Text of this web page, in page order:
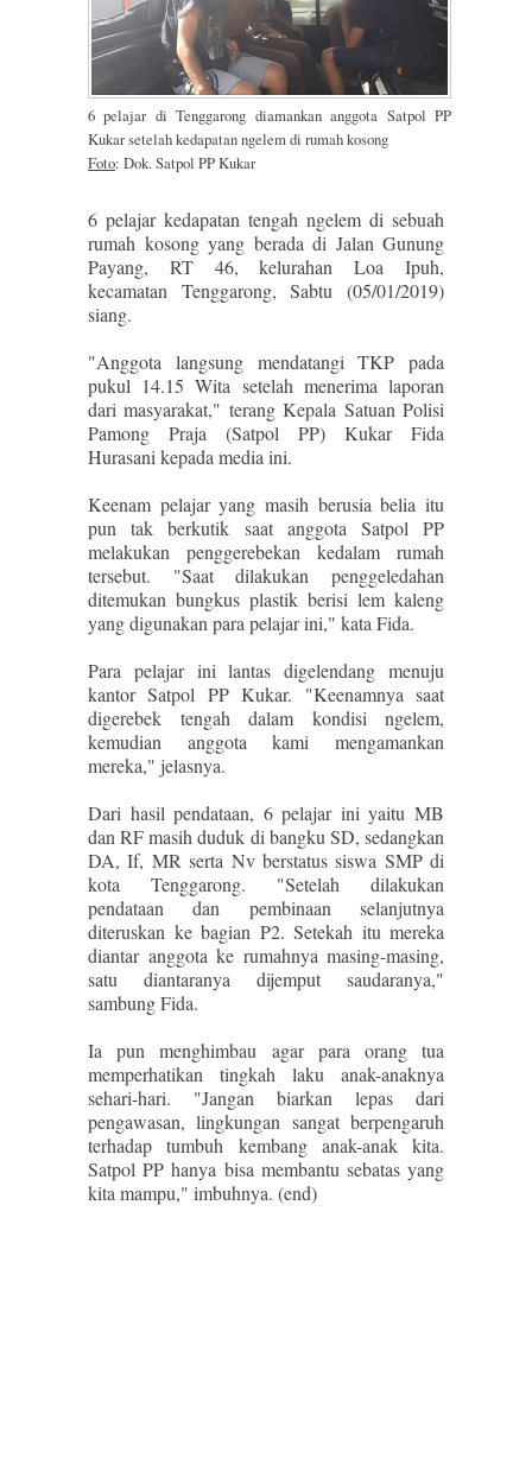
6 pelajar di Tenggarong diamankan anggota Satpol PP
Kukar setelah kedapatan ngelem di rumah kosong
Foto: Dok. Satpol PP Kukar
6 pelajar kedapatan tengah ngelem di sebuah
rumah kosong yang berada di Jalan Gunung
Payang, RT 46, kelurahan Loa Ipuh,
kecamatan Tenggarong, Sabtu (05/01/2019)
siang.
"Anggota langsung mendatangi TKP pada
pukul 14.15 Wita setelah menerima laporan
dari masyarakat," terang Kepala Satuan Polisi
Pamong Praja (Satpol PP) Kukar Fida
Hurasani kepada media ini.
Keenam pelajar yang masih berusia belia itu
pun tak berkutik saat anggota Satpol PP
melakukan penggerebekan kedalam rumah
tersebut. "Saat dilakukan penggeledahan
ditemukan bungkus plastik berisi lem kaleng
yang digunakan para pelajar ini," kata Fida.
Para pelajar ini lantas digelendang menuju
kantor Satpol PP Kukar. "Keenamnya saat
digerebek tengah dalam kondisi ngelem,
kemudian anggota kami mengamankan
mereka," jelasnya.
Dari hasil pendataan, 6 pelajar ini yaitu MB
dan RF masih duduk di bangku SD, sedangkan
DA, If, MR serta Nv berstatus siswa SMP di
kota Tenggarong. "Setelah dilakukan
pendataan dan pembinaan selanjutnya
diteruskan ke bagian P2. Setekah itu mereka
diantar anggota ke rumahnya masing-masing,
satu diantaranya dijemput saudaranya,"
sambung Fida.
Ia pun menghimbau agar para orang tua
memperhatikan tingkah laku anak-anaknya
sehari-hari. "Jangan biarkan lepas dari
pengawasan, lingkungan sangat berpengaruh
terhadap tumbuh kembang anak-anak kita.
Satpol PP hanya bisa membantu sebatas yang
kita mampu," imbuhnya. (end)